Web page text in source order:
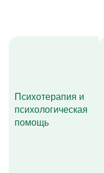
Психотерапия и
психологическая
помощь